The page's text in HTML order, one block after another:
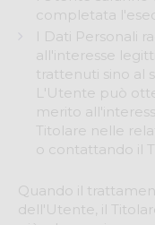
completata
I Dati Personali
all'interesse
trattenuti sino al
L'Utente può
merito
Titolare nelle
o contattando il
Quando il
dell'Utente, il